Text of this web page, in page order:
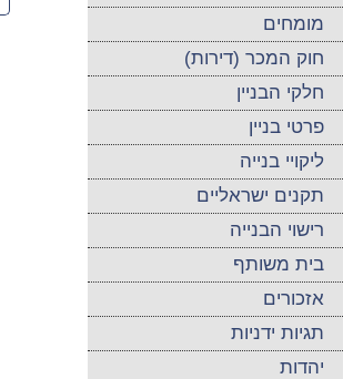
מומחים
חוק המכר (דירות)
חלקי הבניין
פרטי בניין
ליקויי בנייה
תקנים ישראליים
רישוי הבנייה
בית משותף
אזכורים
תגיות ידניות
יהדות